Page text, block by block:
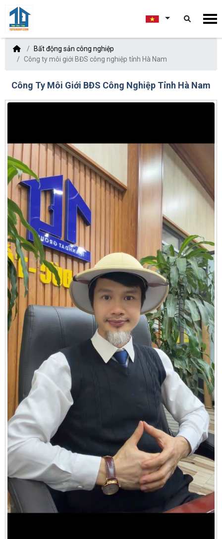
Bất động sản công nghiệp
Công ty môi giới BĐS công nghiệp tỉnh Hà Nam
Công Ty Môi Giới BĐS Công Nghiệp Tỉnh Hà Nam